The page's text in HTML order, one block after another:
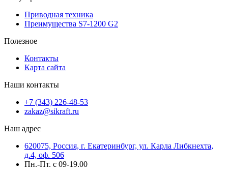
Приводная техника
Преимущества S7-1200 G2
Полезное
Контакты
Карта сайта
Наши контакты
+7 (343) 226-48-53
zakaz@sikraft.ru
Наш адрес
620075, Россия, г. Екатеринбург, ул. Карла Либкнехта,
д.4, оф. 506
Пн.-Пт. с 09-19.00